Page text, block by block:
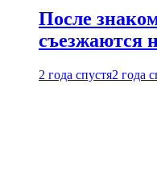
После
съезжаются
2 года спустя2 года